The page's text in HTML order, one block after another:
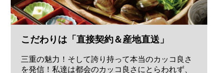
こだわりは「直接契約＆産地直送」
三重の魅力！そして誇り持って本当のカッコ良さ
を発信！私達は都会のカッコ良さにとらわれず、